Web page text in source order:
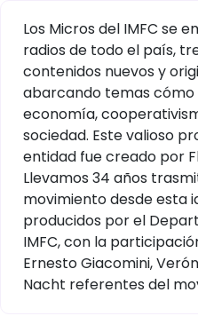
Los Micros del IMFC se
radios de todo el país,
contenidos nuevos y
abarcando temas
economía,
sociedad. Este valioso
entidad fue creado por
Llevamos 34 años
movimiento desde esta
producidos por el
IMFC, con la
Ernesto Giacomini,
Nacht referentes del